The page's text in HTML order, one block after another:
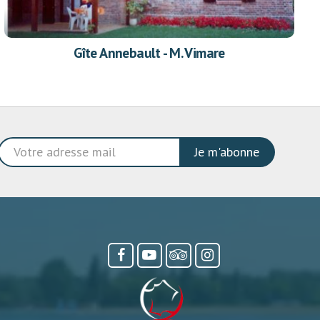
Gîte Annebault - M. Vimare
Je m'abonne